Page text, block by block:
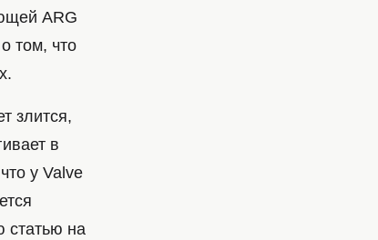
ARG
том, что
злится,
в
у Valve
статью на